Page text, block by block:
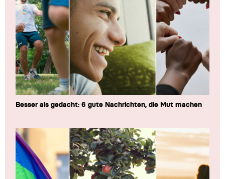
Besser als gedacht: 6 gute Nachrichten, die Mut machen